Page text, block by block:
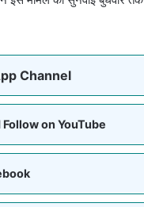
Channel
on YouTube